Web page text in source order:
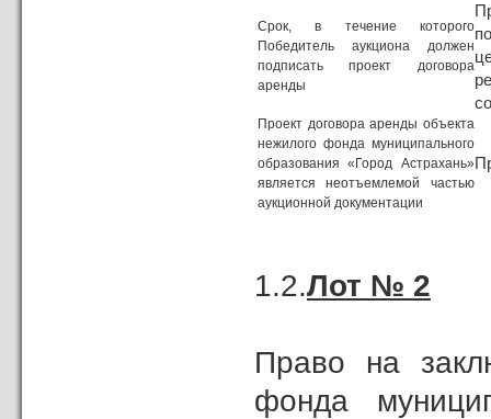
Срок, в течение которого
Победитель аукциона должен
подписать проект договора
аренды
Проект договора аренды объекта
нежилого фонда муниципального
образования «Город Астрахань»
является неотъемлемой частью
аукционной документации
1.2.Лот № 2
Право на
фонда